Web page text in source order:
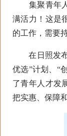
集聚青年人
满活力！这是
的工作，需要
在日照发布
优选”计划、“
了青年人才发
把实惠、保障